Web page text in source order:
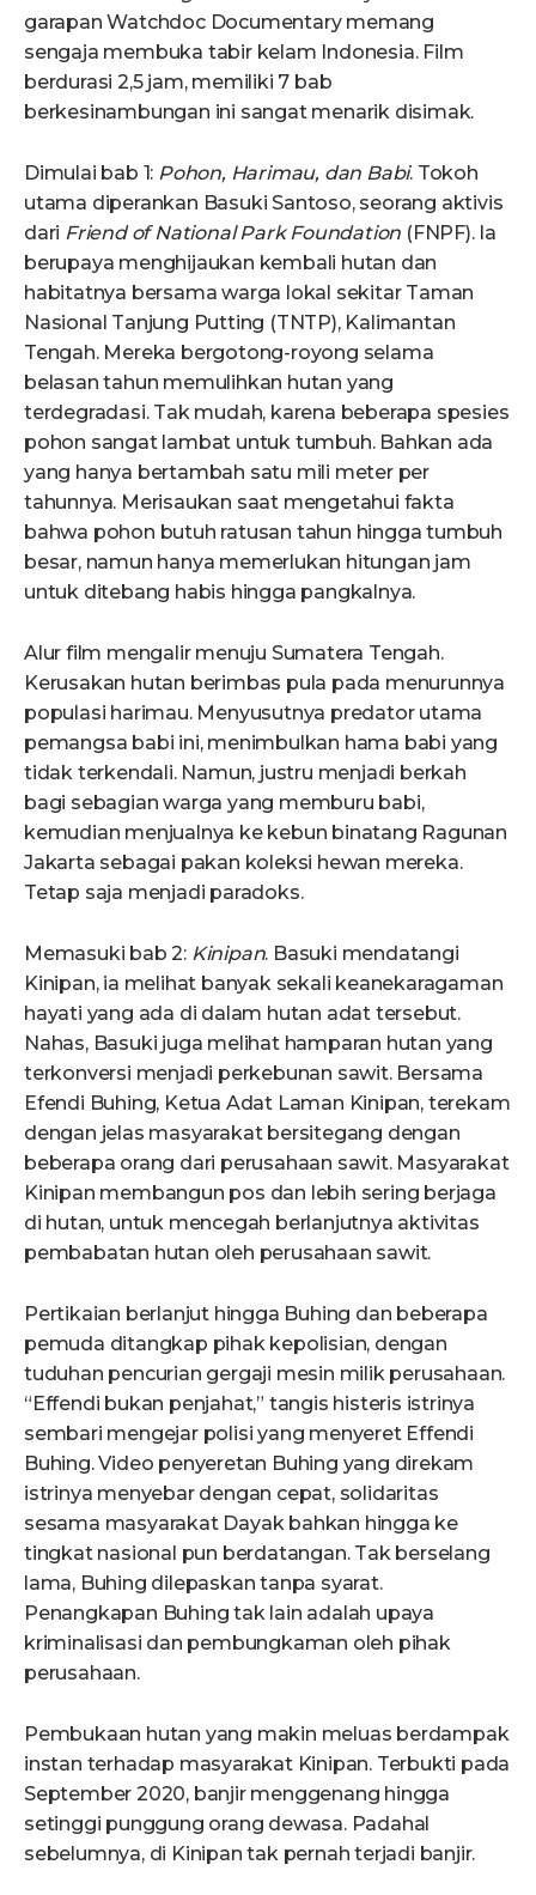
garapan Watchdoc Documentary memang
sengaja membuka tabir kelam Indonesia. Film
berdurasi 2,5 jam, memiliki 7 bab
berkesinambungan ini sangat menarik disimak.
Dimulai bab 1: Pohon, Harimau, dan Babi. Tokoh
utama diperankan Basuki Santoso, seorang aktivis
dari Friend of National Park Foundation (FNPF). Ia
berupaya menghijaukan kembali hutan dan
habitatnya bersama warga lokal sekitar Taman
Nasional Tanjung Putting (TNTP), Kalimantan
Tengah. Mereka bergotong-royong selama
belasan tahun memulihkan hutan yang
terdegradasi. Tak mudah, karena beberapa spesies
pohon sangat lambat untuk tumbuh. Bahkan ada
yang hanya bertambah satu mili meter per
tahunnya. Merisaukan saat mengetahui fakta
bahwa pohon butuh ratusan tahun hingga tumbuh
besar, namun hanya memerlukan hitungan jam
untuk ditebang habis hingga pangkalnya.
Alur film mengalir menuju Sumatera Tengah.
Kerusakan hutan berimbas pula pada menurunnya
populasi harimau. Menyusutnya predator utama
pemangsa babi ini, menimbulkan hama babi yang
tidak terkendali. Namun, justru menjadi berkah
bagi sebagian warga yang memburu babi,
kemudian menjualnya ke kebun binatang Ragunan
Jakarta sebagai pakan koleksi hewan mereka.
Tetap saja menjadi paradoks.
Memasuki bab 2: Kinipan. Basuki mendatangi
Kinipan, ia melihat banyak sekali keanekaragaman
hayati yang ada di dalam hutan adat tersebut.
Nahas, Basuki juga melihat hamparan hutan yang
terkonversi menjadi perkebunan sawit. Bersama
Efendi Buhing, Ketua Adat Laman Kinipan, terekam
dengan jelas masyarakat bersitegang dengan
beberapa orang dari perusahaan sawit. Masyarakat
Kinipan membangun pos dan lebih sering berjaga
di hutan, untuk mencegah berlanjutnya aktivitas
pembabatan hutan oleh perusahaan sawit.
Pertikaian berlanjut hingga Buhing dan beberapa
pemuda ditangkap pihak kepolisian, dengan
tuduhan pencurian gergaji mesin milik perusahaan.
“Effendi bukan penjahat,” tangis histeris istrinya
sembari mengejar polisi yang menyeret Effendi
Buhing. Video penyeretan Buhing yang direkam
istrinya menyebar dengan cepat, solidaritas
sesama masyarakat Dayak bahkan hingga ke
tingkat nasional pun berdatangan. Tak berselang
lama, Buhing dilepaskan tanpa syarat.
Penangkapan Buhing tak lain adalah upaya
kriminalisasi dan pembungkaman oleh pihak
perusahaan.
Pembukaan hutan yang makin meluas berdampak
instan terhadap masyarakat Kinipan. Terbukti pada
September 2020, banjir menggenang hingga
setinggi punggung orang dewasa. Padahal
sebelumnya, di Kinipan tak pernah terjadi banjir.